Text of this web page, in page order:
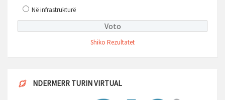
Në infrastrukturë
Shiko Rezultatet
NDERMERR TURIN VIRTUAL